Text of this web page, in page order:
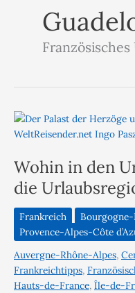
Wohin in den
die
Frankreich
Provence-Alpes-Côte
Auvergne-Rhône-Alpes,
Frankreichtipps,
Hauts-de-France, Île-de-